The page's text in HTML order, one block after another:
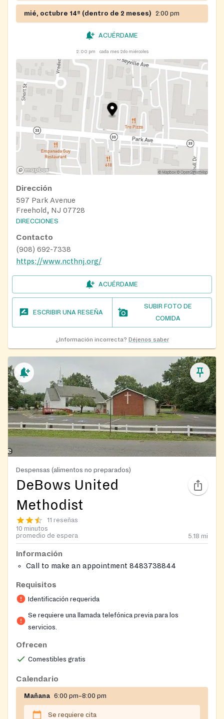
mié, octubre 14º (dentro de 2 meses) 2:00 pm
ACUÉRDAME
2:00 pm cada mes 2do miércoles
Dirección
597 Park Avenue
Freehold, NJ 07728
DIRECCIONES
Contacto
(908) 692-7338
https://www.ncthnj.org/
ACUÉRDAME
ESCRIBIR UNA RESEÑA
SUBIR FOTO DE
COMIDA
¿Información incorrecta? Déjenos saber
Despensas (alimentos no preparados)
DeBows United
Methodist
11 reseñas
10 minutos
promedio de espera
5.18 mi
Información
Call to make an appointment 8483738844
Requisitos
Identificación requerida
Se requiere una llamada telefónica previa para los
servicios.
Ofrecen
Comestibles gratis
Calendario
Mañana 6:00 pm–8:00 pm
Se requiere cita